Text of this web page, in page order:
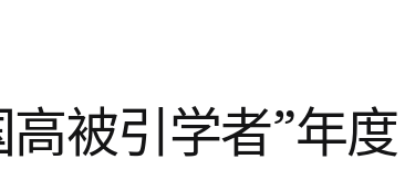
被引学者”年度